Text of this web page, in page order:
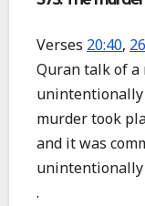
Verses 20:40,
Quran talk of a
unintentionally
murder took
and it was
unintentionally
.